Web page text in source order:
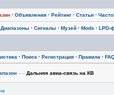
· Объявления · Рейтинг · Статьи ·
Диапазоны · Сигналы · Музей · Mods · LPD-
· Поиск · Регистрация · Правила ·
—› Дальняя авиа-связь на КВ